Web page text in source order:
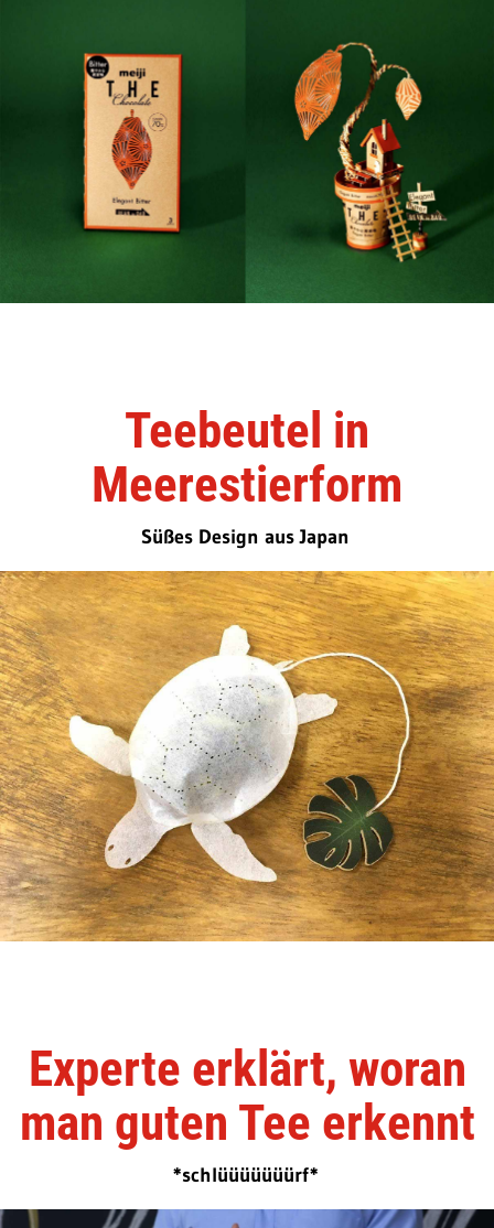
Teebeutel in
Meerestierform
Süßes Design aus Japan
Experte erklärt, woran
man guten Tee erkennt
*schlüüüüüüürf*